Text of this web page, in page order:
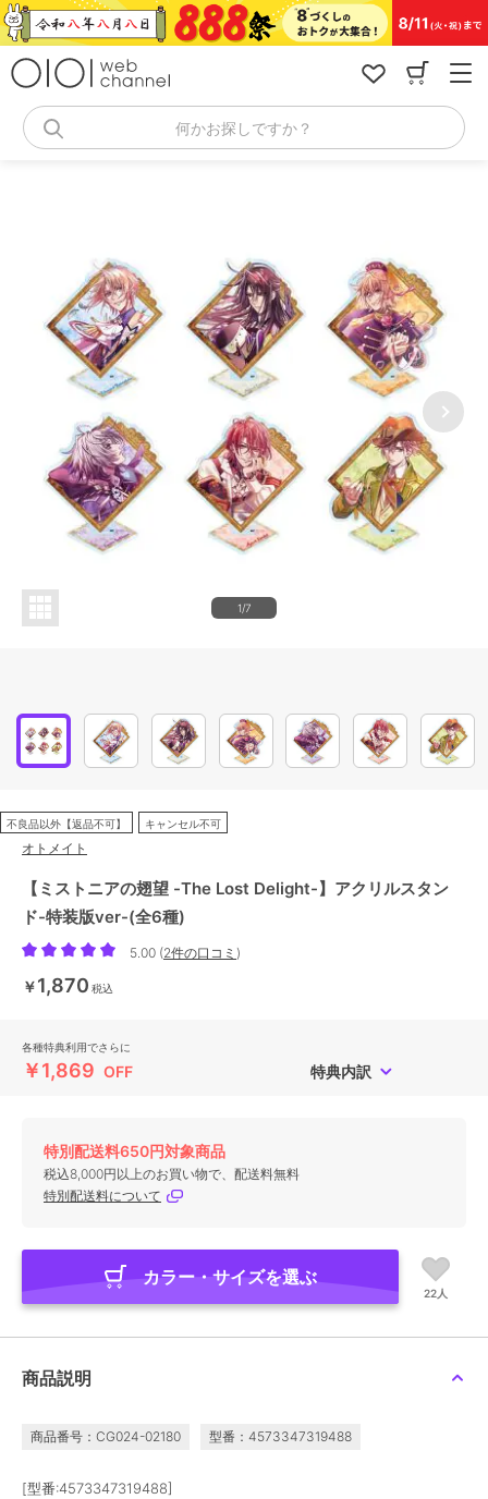
コ
ン
何かお探しですか？
1/7
不良品以外【返品不可】 キャンセル不可
オトメイト
【ミストニアの翅望 -The Lost Delight-】アクリルスタン
ド-特装版ver-(全6種)
5.00 (2件の口コミ )
￥1,870 税込
各種特典利用でさらに
￥1,869 OFF 特典内訳
特別配送料650円対象商品
税込8,000円以上のお買い物で、配送料無料
特別配送料について
カラー・サイズを選ぶ
22人
商品説明
商品番号：CG024-02180 型番：4573347319488
[型番:4573347319488]